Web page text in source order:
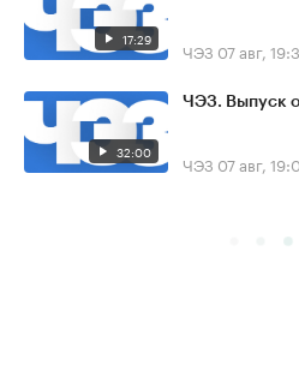
17:29 ЧЭЗ 07 авг,
32:00
ЧЭЗ. Выпуск
ЧЭЗ 07 авг,